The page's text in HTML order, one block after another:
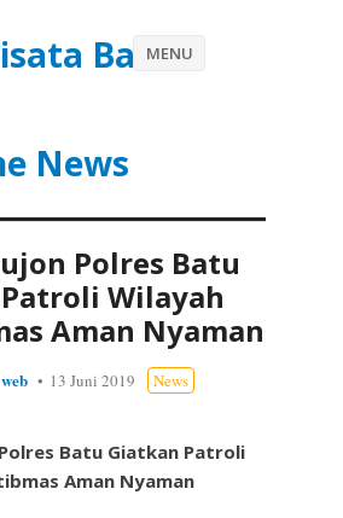
Batu
News
MENU
Polres Batu
Wilayah
Aman Nyaman
13 Juni 2019 News
Batu Giatkan Patroli
Aman Nyaman